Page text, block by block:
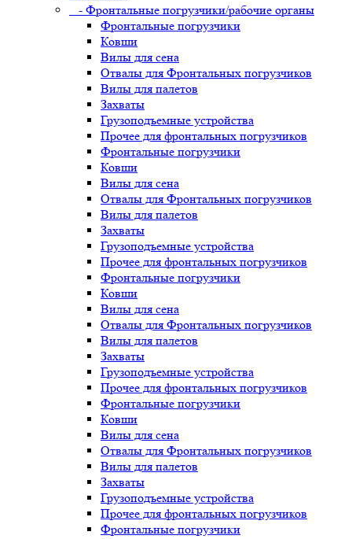
- Фронтальные погрузчики/рабочие органы
Фронтальные погрузчики
Ковши
Вилы для сена
Отвалы для Фронтальных погрузчиков
Вилы для палетов
Захваты
Грузоподъемные устройства
Прочее для фронтальных погрузчиков
Фронтальные погрузчики
Ковши
Вилы для сена
Отвалы для Фронтальных погрузчиков
Вилы для палетов
Захваты
Грузоподъемные устройства
Прочее для фронтальных погрузчиков
Фронтальные погрузчики
Ковши
Вилы для сена
Отвалы для Фронтальных погрузчиков
Вилы для палетов
Захваты
Грузоподъемные устройства
Прочее для фронтальных погрузчиков
Фронтальные погрузчики
Ковши
Вилы для сена
Отвалы для Фронтальных погрузчиков
Вилы для палетов
Захваты
Грузоподъемные устройства
Прочее для фронтальных погрузчиков
Фронтальные погрузчики